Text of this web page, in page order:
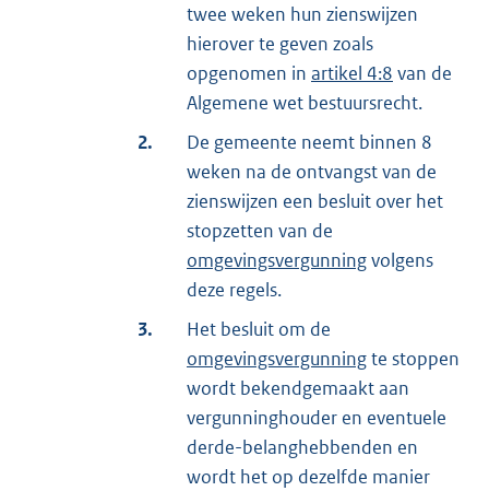
twee weken hun zienswijzen
hierover te geven zoals
opgenomen in artikel 4:8 van de
Algemene wet bestuursrecht.
2.
De gemeente neemt binnen 8
weken na de ontvangst van de
zienswijzen een besluit over het
stopzetten van de
omgevingsvergunningvolgens
deze regels.
3.
Het besluit om de
omgevingsvergunningte stoppen
wordt bekendgemaakt aan
vergunninghouder en eventuele
derde-belanghebbenden en
wordt het op dezelfde manier